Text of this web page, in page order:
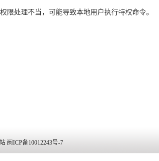
限处理不当，可能导致本地用户执行特权命令。
闽ICP备10012243号-7